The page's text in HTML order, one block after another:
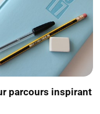
parcours inspirant